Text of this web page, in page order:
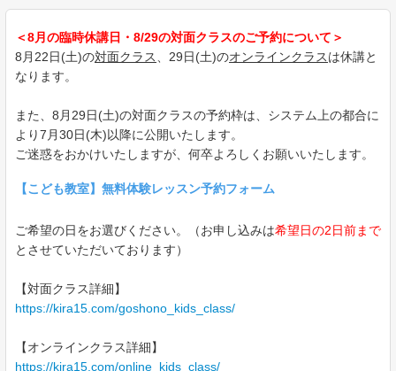
＜8月の臨時休講日・8/29の対面クラスのご予約について＞
8月22日(土)の対面クラス 、29日(土)のオンラインクラスは休講と
なります。
また、8月29日(土)の対面クラスの予約枠は、システム上の都合に
より7月30日(木)以降に公開いたします。
ご迷惑をおかけいたしますが、何卒よろしくお願いいたします。
【こども教室】無料体験レッスン予約フォーム
ご希望の日をお選びください。（お申し込みは希望日の2日前まで
とさせていただいております）
【対面クラス詳細】
https://kira15.com/goshono_kids_class/
【オンラインクラス詳細】
https://kira15.com/online_kids_class/